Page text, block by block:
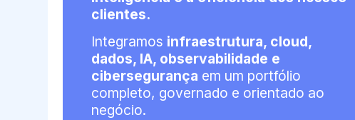
clientes.
Integramos infraestrutura, cloud,
dados, IA, observabilidade e
cibersegurança em um portfólio
completo, governado e orientado ao
negócio.